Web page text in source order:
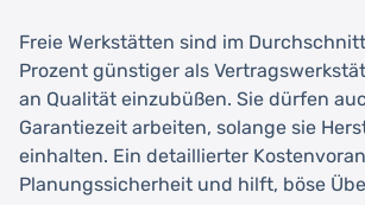
Freie Werkstätten sind im
Prozent günstiger als
an Qualität einzubüßen. Sie dürfen
Garantiezeit arbeiten, solange sie
einhalten. Ein detaillierter
Planungssicherheit und hilft, böse